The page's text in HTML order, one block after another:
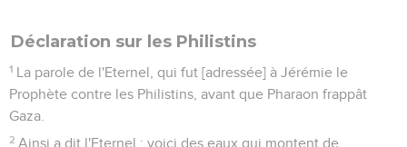
Déclaration sur les Philistins
1 La parole de l'Eternel, qui fut [adressée] à Jérémie le
Prophète contre les Philistins, avant que Pharaon frappât
Gaza.
2 Ainsi a dit l'Eternel : voici des eaux qui montent de